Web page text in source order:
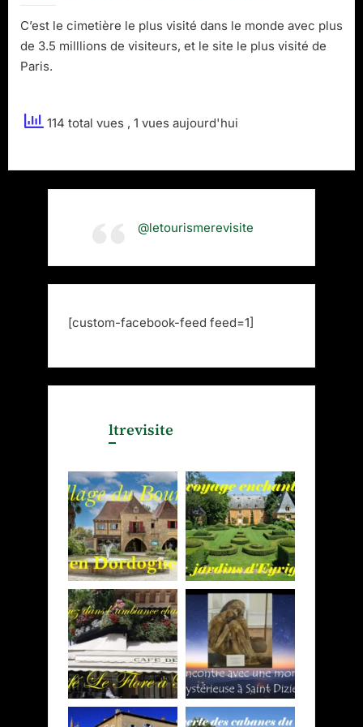
C’est le cimetière le plus visité dans le monde avec plus
de 3.5 milllions de visiteurs, et le site le plus visité de
Paris.
114 total vues , 1 vues aujourd'hui
@letourismerevisite
[custom-facebook-feed feed=1]
ltrevisite